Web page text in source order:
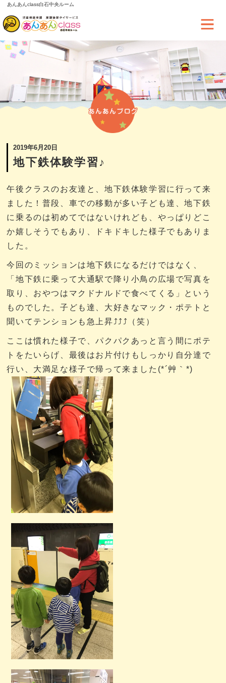
あんあんclass白石中央ルーム
2019年6月20日
地下鉄体験学習♪
午後クラスのお友達と、地下鉄体験学習に行って来
ました！普段、車での移動が多い子ども達、地下鉄
に乗るのは初めてではないけれども、やっぱりどこ
か嬉しそうでもあり、ドキドキした様子でもありま
した。
今回のミッションは地下鉄になるだけではなく、
「地下鉄に乗って大通駅で降り小鳥の広場で写真を
取り、おやつはマクドナルドで食べてくる」という
ものでした。子ども達、大好きなマック・ポテトと
聞いてテンションも急上昇⤴⤴⤴（笑）
ここは慣れた様子で、パクパクあっと言う間にポテ
トをたいらげ、最後はお片付けもしっかり自分達で
行い、大満足な様子で帰って来ました(*´艸｀*)